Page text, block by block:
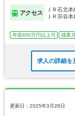
アクセス
ＪＲ石北
ＪＲ宗谷
年収650万円以上可 残業
求人の詳細を
更新日：2025年3月28日